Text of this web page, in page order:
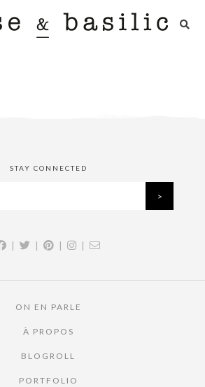
STAY CONNECTED
| | | |
ON EN PARLE
À PROPOS
BLOGROLL
PORTFOLIO